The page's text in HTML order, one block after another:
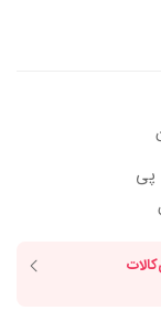
پی